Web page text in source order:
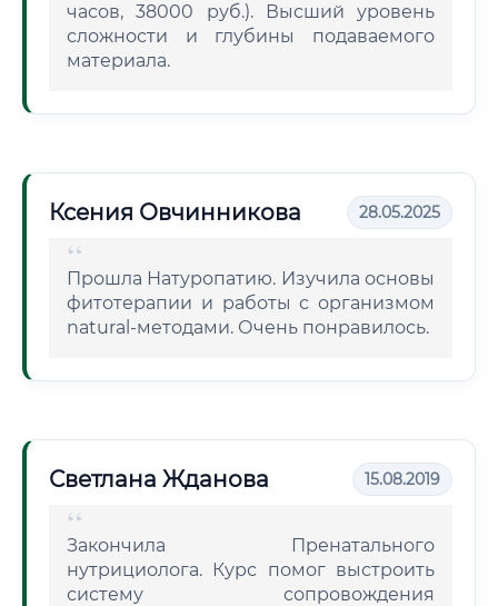
часов, 38000 руб.). Высший уровень
сложности и глубины подаваемого
материала.
Ксения Овчинникова 28.05.2025
Прошла Натуропатию. Изучила основы
фитотерапии и работы с организмом
natural-методами. Очень понравилось.
Светлана Жданова 15.08.2019
Закончила Пренатального
нутрициолога. Курс помог выстроить
систему сопровождения